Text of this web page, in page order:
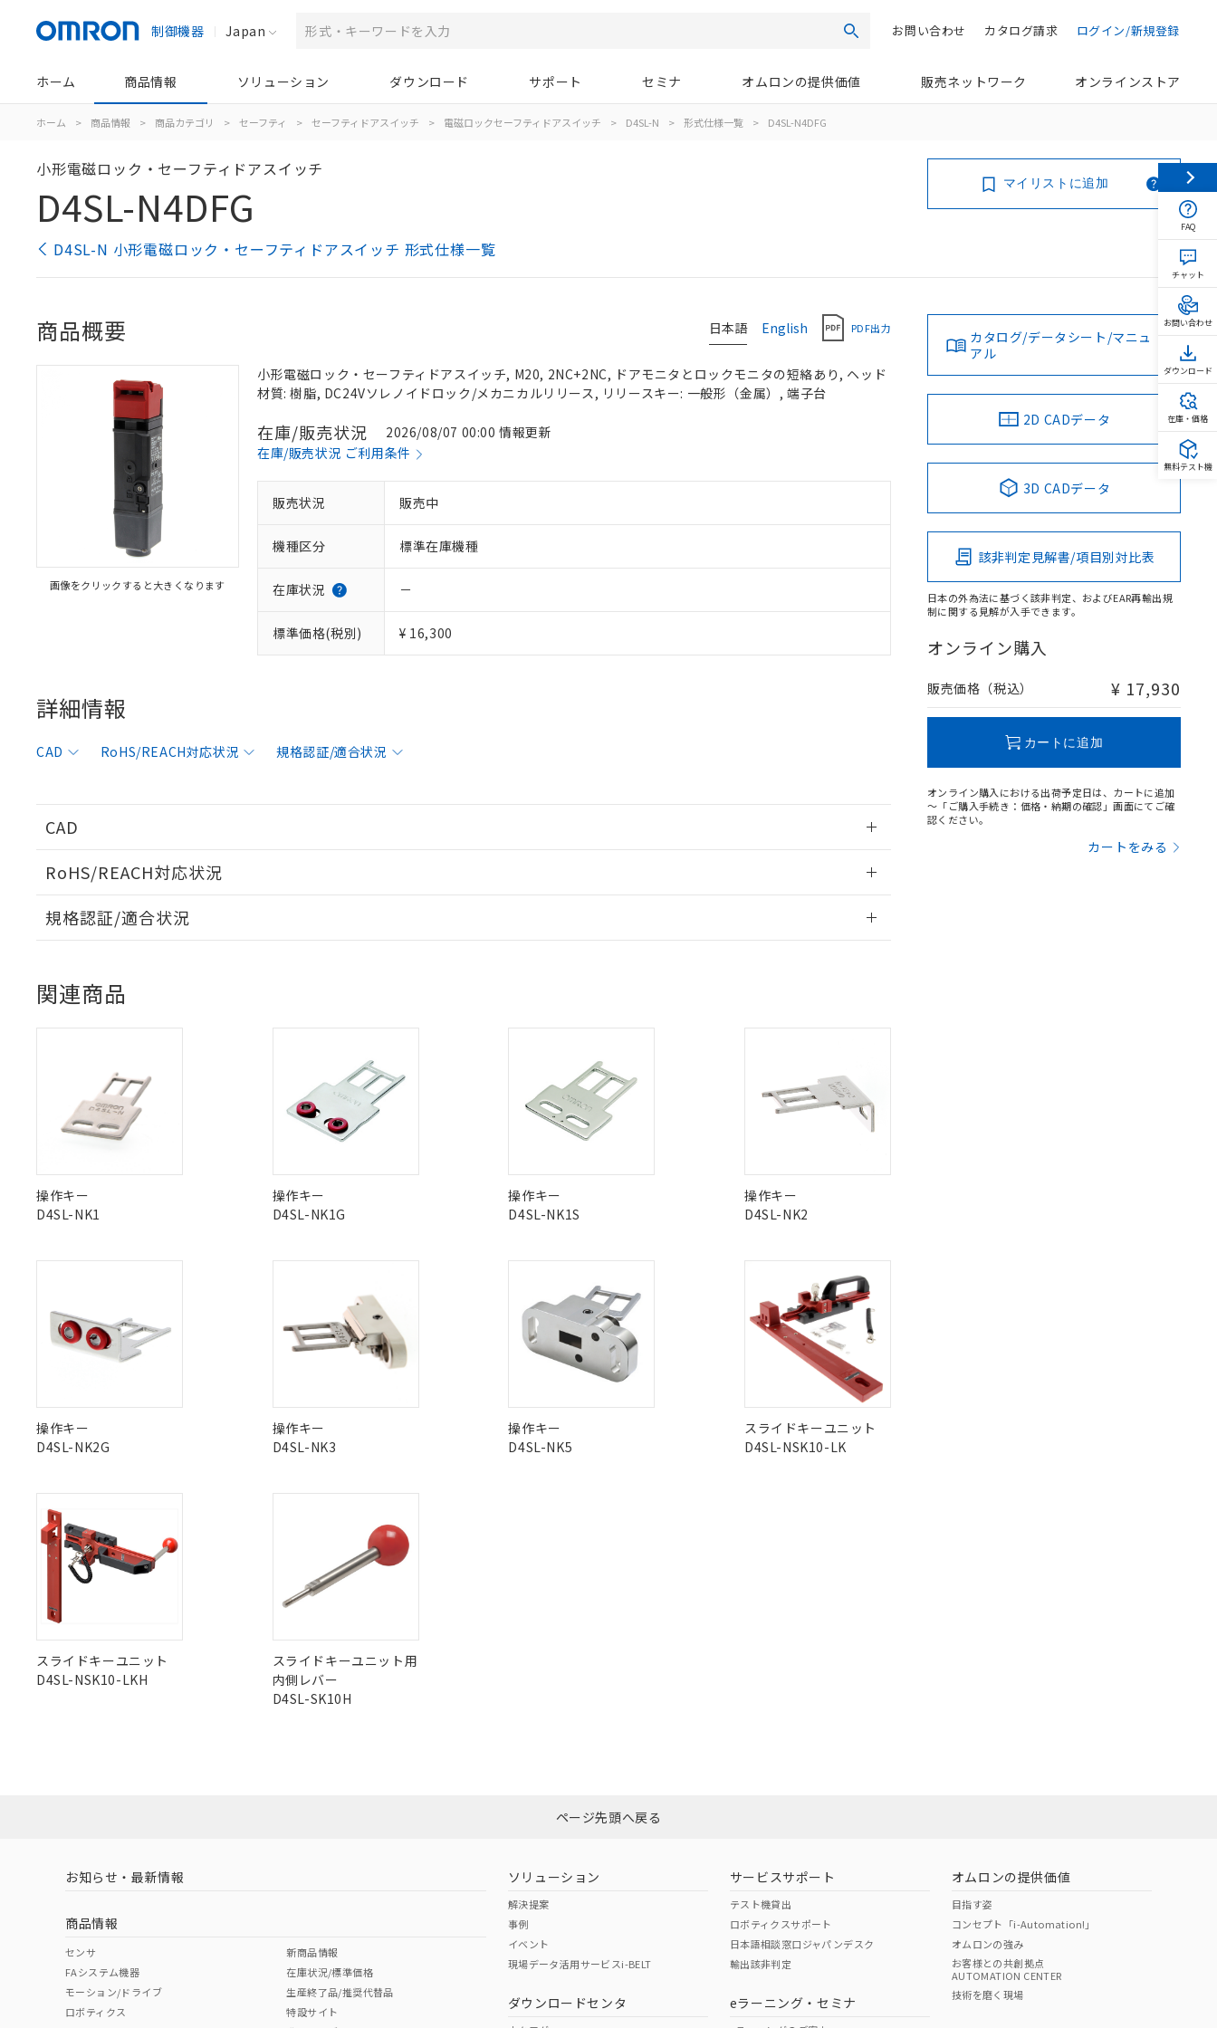
制御機器 Japan 検索 ログイン/新規登録
カタログ請求
お問い合わせ
ホーム 商品情報 ソリューション ダウンロード サポート セミナ オムロンの提供価値 販売ネットワーク オンラインストア
ホーム > 商品情報 > 商品カテゴリ > セーフティ > セーフティドアスイッチ > 電磁ロックセーフティドアスイッチ > D4SL-N > 形式仕様一覧 > D4SL-N4DFG
小形電磁ロック・セーフティドアスイッチ
D4SL-N4DFG
D4SL-N 小形電磁ロック・セーフティドアスイッチ 形式仕様一覧
マイリストに追加
日本語 English PDF出力
商品概要
画像をクリックすると大きくなります
小形電磁ロック・セーフティドアスイッチ, M20, 2NC+2NC, ドアモニタとロックモニタの短絡あり, ヘッド
材質: 樹脂, DC24Vソレノイドロック/メカニカルリリース, リリースキー: 一般形（金属）, 端子台
在庫/販売状況
2026/08/07 00:00 情報更新
在庫/販売状況 ご利用条件
販売状況 販売中
機種区分 標準在庫機種
在庫状況 －
標準価格(税別) ¥ 16,300
詳細情報
CAD RoHS/REACH対応状況 規格認証/適合状況
CAD
ログイン/会員登録いただくと、CADデータをダウンロードすることができます。
RoHS/REACH対応状況
EU RoHS 注意事項・凡例
対応状況 ※1
中国 RoHS 注意事項・凡例
中国 RoHS表
Pb Cd PBBs
O O
"対応済み"や非含有の記載がされた商品であっても、流通在庫等で未対応品が混在する可能性があります。
非含有品が必要な際は、弊社営業部門もしくは販売店へお問い合わせください。
この製品のRoHS/REACH対応状況ページへ
規格認証/適合状況
Yes
LR型式承認
（イギリス
船舶規格）
BV型式承認
（フランス
船舶規格）
KR型式承認
（韓国
NK型式承認
（日本
船舶規格）
ABS型式承認
（アメリカ
船舶規格）
関連商品
操作キー
D4SL-NK1
操作キー
D4SL-NK1G
操作キー
D4SL-NK1S
操作キー
D4SL-NK2
操作キー
D4SL-NK2G
操作キー
D4SL-NK3
操作キー
D4SL-NK5
スライドキーユニット
D4SL-NSK10-LK
スライドキーユニット
D4SL-NSK10-LKH
スライドキーユニット用
内側レバー
D4SL-SK10H
カタログ/データシート/マニュ
アル
2D CADデータ
3D CADデータ
該非判定見解書/項目別対比表
日本の外為法に基づく該非判定、およびEAR再輸出規
制に関する見解が入手できます。
オンライン購入
販売価格（税込） ¥ 17,930
カートに追加
オンライン購入における出荷予定日は、カートに追加
～「ご購入手続き：価格・納期の確認」画面にてご確
認ください。
カートをみる
本サービスは、当社制御機器事業取扱商品の当社在庫状況および標準価格(税抜)を提供させていただ
くものです。
当社制御機器事業取扱商品の中には、本サービスの対象外となる商品もあることをご了承ください。
在庫状況および標準価格照会結果は、記載している更新日時点での社内データに基づき作成されるも
い。
正式な納期状況および標準価格はお客様のお取引先、またはお客様担当のオムロン制御機器販売店・
当社販売員にご相談ください。
す。
マイパーツ機能（部品リスト作成サービス）をご利用いただくには、I-Webメンバーズにご登録され
ている必要があります。
お客様が当ウェブサイト上で当社にご登録された部品リストについて、当社および当社の共同利用者
が、当社の製品・サービスに関するお客様との取引・商談に必要な範囲で利用することをご了承くだ
"個人情報の共同利用に関して"
の「1.共同利用者の範囲」に記載されて
対応予定：EU RoHS指令（10物質）の非含有に対応した製品に切り替える予定のある商品です。
*EU RoHS指令（10物質）：
鉛(Pb) 1000ppm以下、 水銀(Hg) 1000ppm以下、 カドミウム(Cd) 100ppm以下、
六価クロム(Cr(Ⅵ)) 1000ppm以下、ポリ臭化ビフェニル類(PBB) 1000ppm以下、ポリ臭化ジフェニルエーテル類(PBDE) 1000ppm以下、
フタル酸ビス(2-エチルヘキシル) (DEHP)(別名：DOP) 1000ppm以下、フタル酸ブチルベンジル（BBP） 1000ppm以下、フタル酸ジブチ
ル（DBP） 1000ppm以下、フタル酸ジイソブチル (DIBP) 1000ppm以下
但し、RoHS指令で産業用監視および制御機器に対する適用除外項目は除く。
※2 対応予定月
※3 非含有証明書ダウンロード
下記の非含有証明書をダウンロードすることができます。
51物質の非含有証明書（当社基準）
※本証明書は発行日時点で非含有を証明するもので、過去に遡って非含有を証明するものではありません。
既に当社にて対応品への在庫切替を完了していることから、特段のことがない限り、2022年1月12日よ
「×」：最大均質材料含有率が中国RoHSの基準値を超えていることを示します。
「－」：未確認です。当社販売部門へお問い合わせください。
*中国RoHS10物質の基準値 (GB/T26572)：
Pb(鉛) :1000ppm、 Hg(水銀) : 1000ppm、 Cd(カドミウム) : 100ppm、
「10」：通常の使用状況下において有害物質が外部に漏えいし、環境に深刻な影響を及ぼさない年数を意
味します。
「－」：未確認です。当社販売部門へお問い合わせください。
当社は、これら貴社製品のうち、外国為替および外国貿易法に定める商品（以下｢規制貨物等」とい
う）を輸出または国外への提供する場合は、日本国政府の輸出許可(または役務取引許可)を取得する
などの必要な手続きをとります。
当社は規制貨物を破棄する場合は、完全に破砕するなど、違法に輸出されないよう必要な手段を講じ
当社は貴社製品を、核兵器、ミサイル、化学兵器、生物兵器またはその他武器並びにこれらの製造装
置等に一切使用いたしません。
当社は、貴社製品を第三者に販売する場合は、上記1、2および3の内容を当該第三者に通知します。
合意する
記
号
説明
△ 一定数には満たないが在庫あり
白
受注生産機種、また在庫状況の情報を公開していない機種
ページ先頭へ戻る
お知らせ・最新情報
商品情報
センサ
FAシステム機器
モーション/ドライブ
ロボティクス
新商品情報
在庫状況/標準価格
生産終了品/推奨代替品
特設サイト
ソリューション
解決提案
事例
イベント
現場データ活用サービスi-BELT
ダウンロードセンタ
サービスサポート
テスト機貸出
ロボティクスサポート
日本語相談窓口ジャパンデスク
輸出該非判定
eラーニング・セミナ
オムロンの提供価値
目指す姿
コンセプト「i-Automation!」
オムロンの強み
お客様との共創拠点
AUTOMATION CENTER
技術を磨く現場
FAQ
チャット
お問い合わせ
ダウンロード
在庫・価格
無料テスト機